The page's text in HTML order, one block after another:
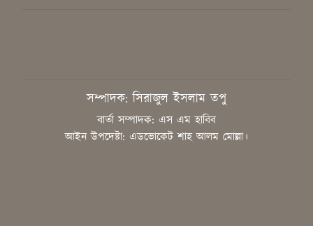
সাংবাদিককে হয়রানির অভিযোগ,
নিরপেক্ষ তদন্ত চাইলেন কাপাসিয়ার
গণমাধ্যমকর্মীরা
সম্পাদক: সিরাজুল ইসলাম তপু
বার্তা সম্পাদক: এস এম হাবিব
আইন উপদেষ্টা: এডভোকেট শাহ আলম মোল্লা।